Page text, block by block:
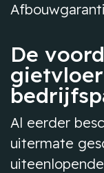
De
Al eerder
uitermate